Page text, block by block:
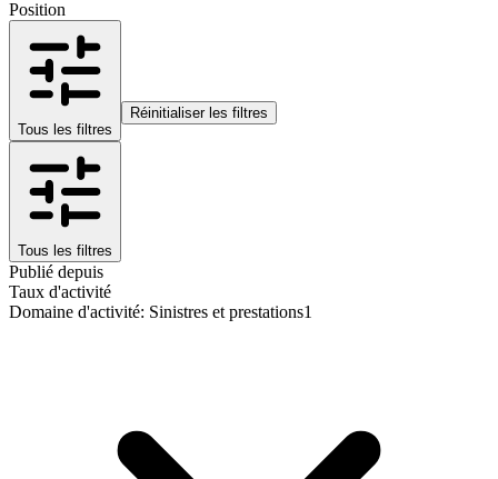
Position
Tous les filtres
Réinitialiser les filtres
Tous les filtres
Publié depuis
Taux d'activité
Domaine d'activité: Sinistres et prestations1